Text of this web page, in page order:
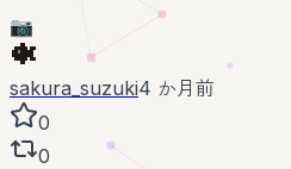
📷
sakura_suzuki4 か月前
0
0